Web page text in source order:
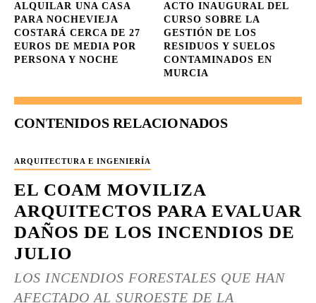
ALQUILAR UNA CASA
PARA NOCHEVIEJA
COSTARÁ CERCA DE 27
EUROS DE MEDIA POR
PERSONA Y NOCHE
ACTO INAUGURAL DEL
CURSO SOBRE LA
GESTIÓN DE LOS
RESIDUOS Y SUELOS
CONTAMINADOS EN
MURCIA
CONTENIDOS RELACIONADOS
ARQUITECTURA E INGENIERÍA
EL COAM MOVILIZA
ARQUITECTOS PARA EVALUAR
DAÑOS DE LOS INCENDIOS DE
JULIO
LOS INCENDIOS FORESTALES QUE HAN
AFECTADO AL SUROESTE DE LA